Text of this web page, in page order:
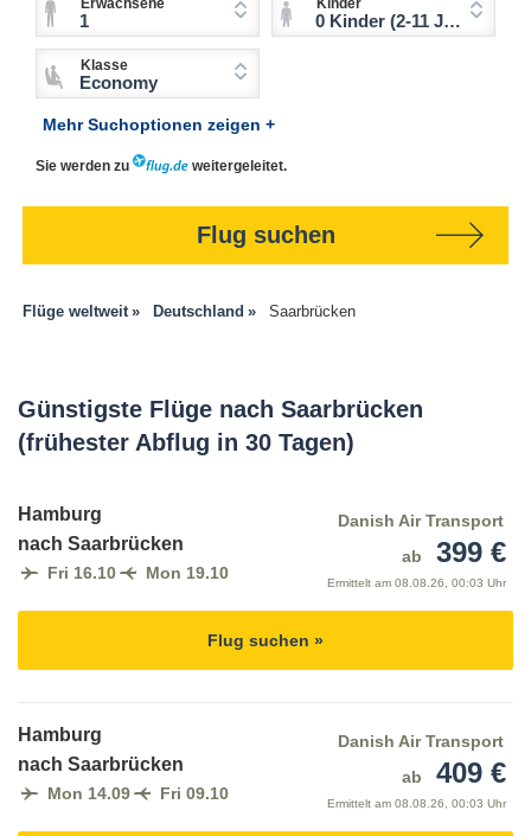
Erwachsene
1
Kinder
0 Kinder (2-11 Jahre)
Klasse
Economy
Mehr Suchoptionen zeigen +
Sie werden zu weitergeleitet.
Flug suchen
Flüge weltweit Deutschland Saarbrücken
Günstigste Flüge nach Saarbrücken
(frühester Abflug in 30 Tagen)
Hamburg
nach Saarbrücken
Fri 16.10 Mon 19.10
Danish Air Transport
ab
399 €
Ermittelt am 08.08.26, 00:03 Uhr
Flug suchen »
Hamburg
nach Saarbrücken
Mon 14.09 Fri 09.10
Danish Air Transport
ab
409 €
Ermittelt am 08.08.26, 00:03 Uhr